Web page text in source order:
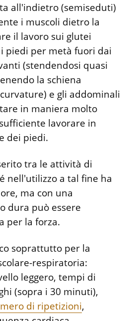
all'indietro (semiseduti)
i muscoli dietro la
il lavoro sui glutei
piedi per metà fuori dai
(stendendosi quasi
la schiena
e gli addominali
in maniera molto
lavorare in
dei piedi.
tra le attività di
nell'utilizzo a tal fine ha
ma con una
dura può essere
per la forza.
soprattutto per la
respiratoria:
leggero, tempi di
(sopra i 30 minuti),
di ripetizioni,